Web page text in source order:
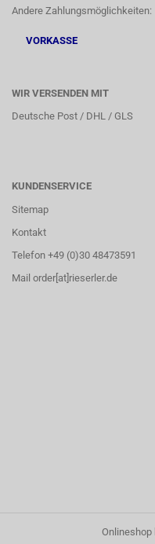
Andere Zahlungsmöglichkeiten:
VORKASSE
WIR VERSENDEN MIT
Deutsche Post / DHL / GLS
KUNDENSERVICE
Sitemap
Kontakt
Telefon +49 (0)30 48473591
Mail order[at]rieserler.de
Onlineshop